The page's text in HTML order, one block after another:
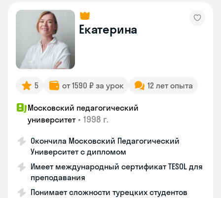
Екатерина
5 от 1590 ₽ за урок 12 лет опыта
Московский педагогический
университет • 1998 г.
Окончила Московский Педагогический
Университет с дипломом
Имеет международный сертификат TESOL для
преподавания
Понимает сложности турецких студентов